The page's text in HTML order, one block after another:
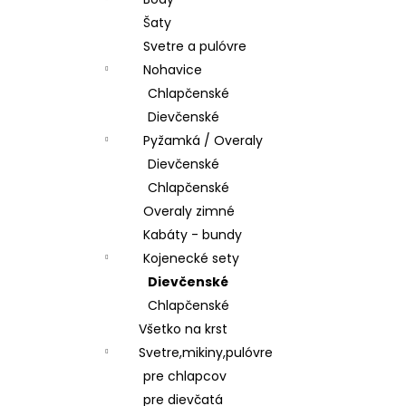
Šaty
Svetre a pulóvre
Nohavice
Chlapčenské
Dievčenské
Pyžamká / Overaly
Dievčenské
Chlapčenské
Overaly zimné
Kabáty - bundy
Kojenecké sety
Dievčenské
Chlapčenské
Všetko na krst
Svetre,mikiny,pulóvre
pre chlapcov
pre dievčatá
ŠATY
€28,50